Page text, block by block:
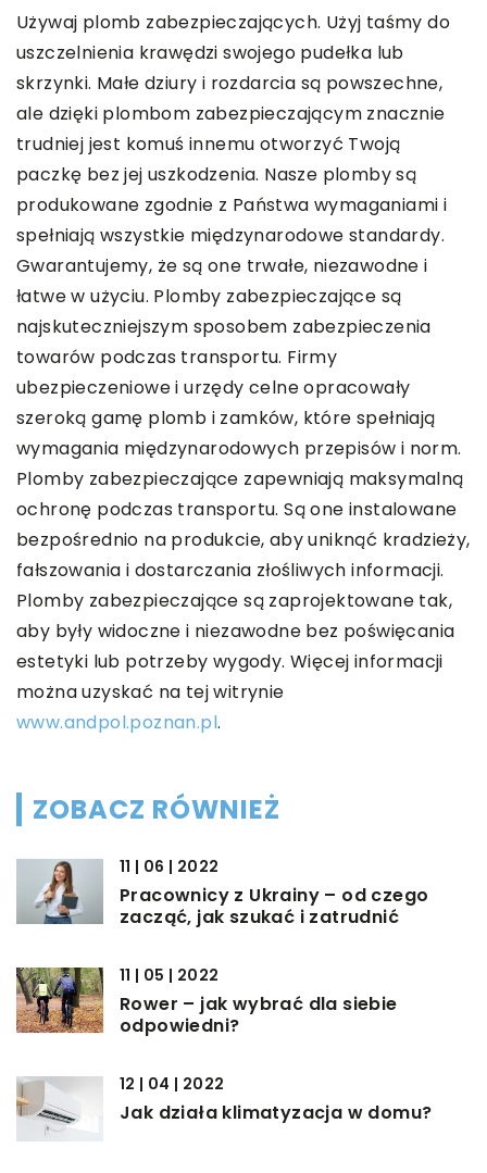
Używaj plomb zabezpieczających. Użyj taśmy do
uszczelnienia krawędzi swojego pudełka lub
skrzynki. Małe dziury i rozdarcia są powszechne,
ale dzięki plombom zabezpieczającym znacznie
trudniej jest komuś innemu otworzyć Twoją
paczkę bez jej uszkodzenia. Nasze plomby są
produkowane zgodnie z Państwa wymaganiami i
spełniają wszystkie międzynarodowe standardy.
Gwarantujemy, że są one trwałe, niezawodne i
łatwe w użyciu. Plomby zabezpieczające są
najskuteczniejszym sposobem zabezpieczenia
towarów podczas transportu. Firmy
ubezpieczeniowe i urzędy celne opracowały
szeroką gamę plomb i zamków, które spełniają
wymagania międzynarodowych przepisów i norm.
Plomby zabezpieczające zapewniają maksymalną
ochronę podczas transportu. Są one instalowane
bezpośrednio na produkcie, aby uniknąć kradzieży,
fałszowania i dostarczania złośliwych informacji.
Plomby zabezpieczające są zaprojektowane tak,
aby były widoczne i niezawodne bez poświęcania
estetyki lub potrzeby wygody. Więcej informacji
można uzyskać na tej witrynie
www.andpol.poznan.pl.
ZOBACZ RÓWNIEŻ
11 | 06 | 2022
Pracownicy z Ukrainy – od czego
zacząć, jak szukać i zatrudnić
11 | 05 | 2022
Rower – jak wybrać dla siebie
odpowiedni?
12 | 04 | 2022
Jak działa klimatyzacja w domu?